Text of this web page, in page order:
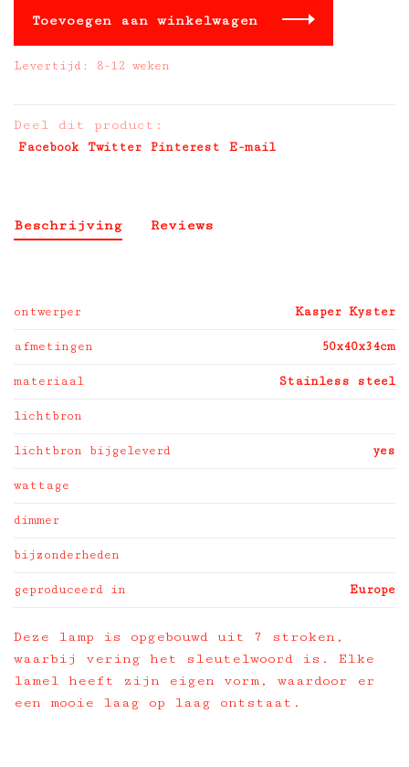
Toevoegen aan winkelwagen
Levertijd: 8-12 weken
Deel dit product:
Facebook Twitter Pinterest E-mail
Beschrijving Reviews
ontwerper Kasper Kyster
afmetingen 50x40x34cm
materiaal Stainless steel
lichtbron
lichtbron bijgeleverd yes
wattage
dimmer
bijzonderheden
geproduceerd in Europe
Deze lamp is opgebouwd uit 7 stroken,
waarbij vering het sleutelwoord is. Elke
lamel heeft zijn eigen vorm, waardoor er
een mooie laag op laag ontstaat.